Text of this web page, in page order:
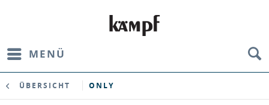
MENÜ
ÜBERSICHT ONLY